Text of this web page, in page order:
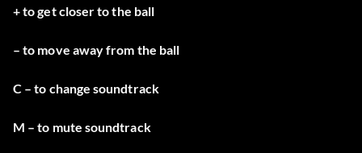
+ to get closer to the ball
– to move away from the ball
C – to change soundtrack
M – to mute soundtrack